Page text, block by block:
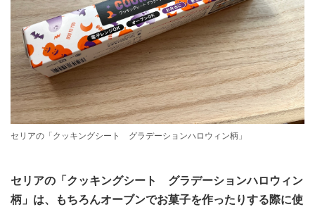
セリアの「クッキングシート グラデーションハロウィン柄」
セリアの「クッキングシート グラデーションハロウィン
柄」は、もちろんオーブンでお菓子を作ったりする際に使